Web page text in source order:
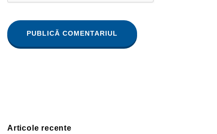
Articole recente